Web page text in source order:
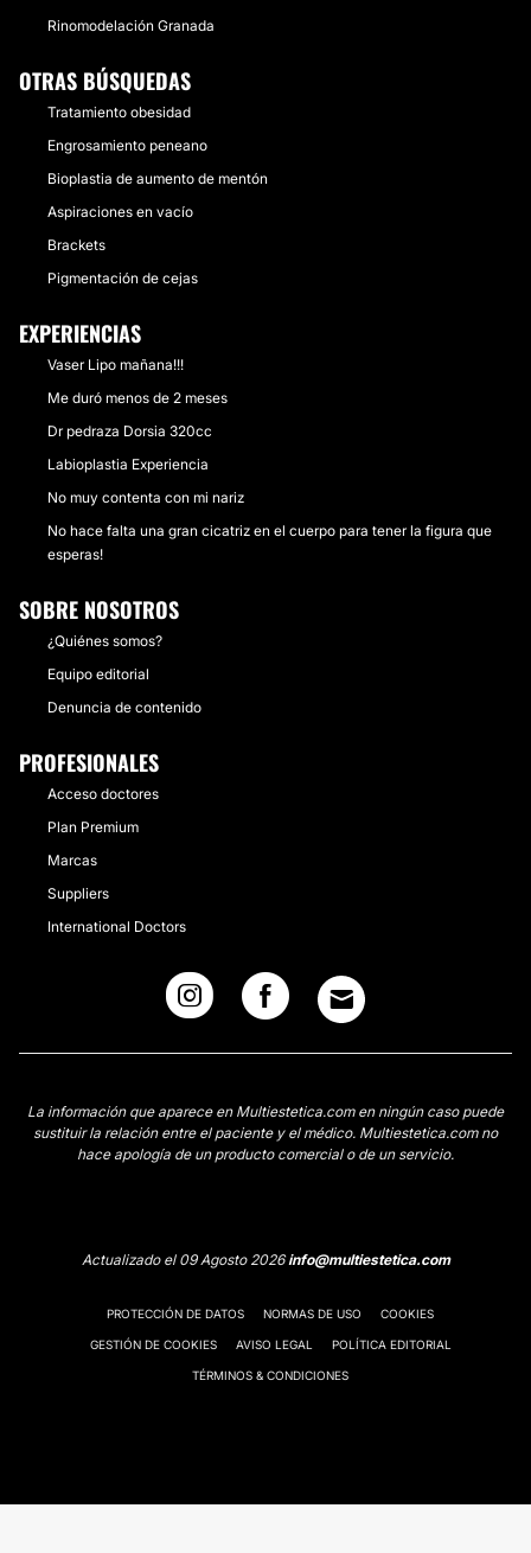
Rinomodelación Granada
OTRAS BÚSQUEDAS
Tratamiento obesidad
Engrosamiento peneano
Bioplastia de aumento de mentón
Aspiraciones en vacío
Brackets
Pigmentación de cejas
EXPERIENCIAS
Vaser Lipo mañana!!!
Me duró menos de 2 meses
Dr pedraza Dorsia 320cc
Labioplastia Experiencia
No muy contenta con mi nariz
No hace falta una gran cicatriz en el cuerpo para tener la figura que
esperas!
SOBRE NOSOTROS
¿Quiénes somos?
Equipo editorial
Denuncia de contenido
PROFESIONALES
Acceso doctores
Plan Premium
Marcas
Suppliers
International Doctors
La información que aparece en Multiestetica.com en ningún caso puede
sustituir la relación entre el paciente y el médico. Multiestetica.com no
hace apología de un producto comercial o de un servicio.
Actualizado el 09 Agosto 2026info@multiestetica.com
PROTECCIÓN DE DATOS NORMAS DE USO COOKIES
GESTIÓN DE COOKIES AVISO LEGAL POLÍTICA EDITORIAL
TÉRMINOS & CONDICIONES